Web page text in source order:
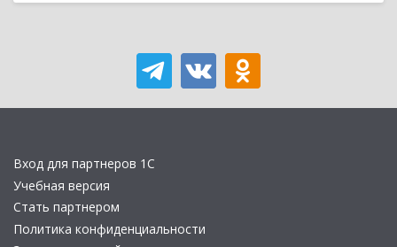
Вход для партнеров 1С
Учебная версия
Стать партнером
Политика конфиденциальности